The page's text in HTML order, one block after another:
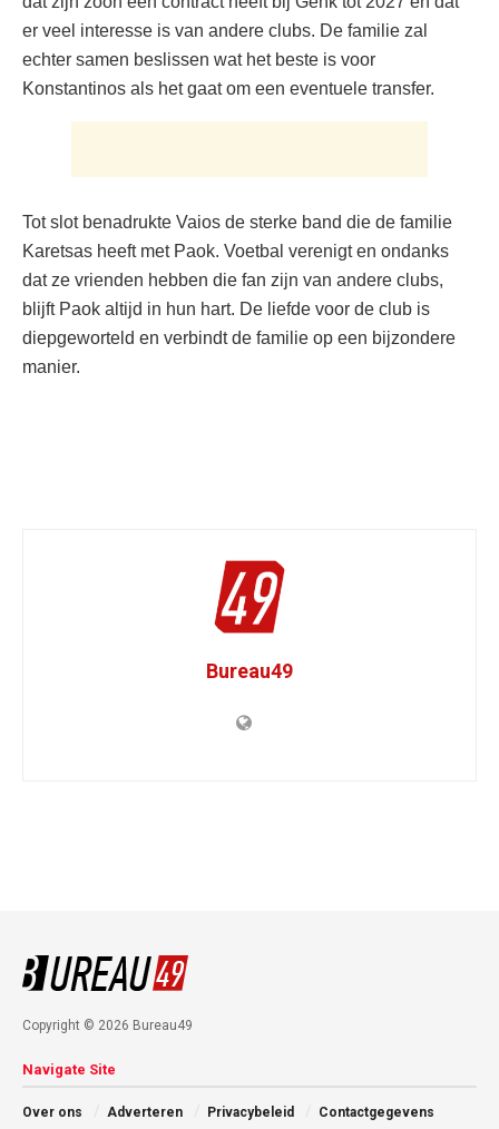
er veel interesse is van andere clubs. De familie zal
echter samen beslissen wat het beste is voor
Konstantinos als het gaat om een eventuele transfer.
Tot slot benadrukte Vaios de sterke band die de familie
Karetsas heeft met Paok. Voetbal verenigt en ondanks
dat ze vrienden hebben die fan zijn van andere clubs,
blijft Paok altijd in hun hart. De liefde voor de club is
diepgeworteld en verbindt de familie op een bijzondere
manier.
Bureau49
Copyright © 2026 Bureau49
Navigate Site
Over ons Adverteren Privacybeleid Contactgegevens